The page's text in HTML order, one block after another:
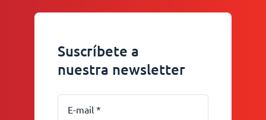
Suscríbete a
nuestra newsletter